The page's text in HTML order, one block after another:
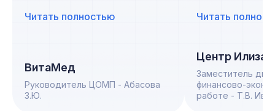
Читать полностью
ВитаМед
Руководитель ЦОМП - Абасова
З.Ю.
Читать
Центр
Заместитель
финансово-
работе - Т.В.